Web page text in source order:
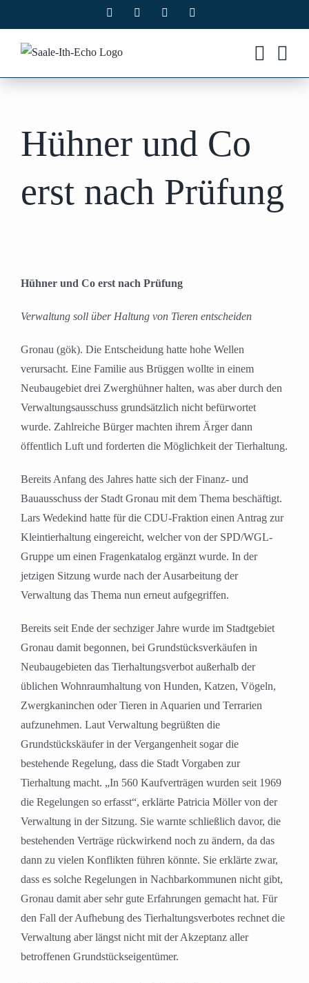
Inhalt
springen
Facebook Instagram
Hühner und Co
erst nach Prüfung
Hühner und Co erst nach Prüfung
Verwaltung soll über Haltung von Tieren entscheiden
Gronau (gök). Die Entscheidung hatte hohe Wellen
verursacht. Eine Familie aus Brüggen wollte in einem
Neubaugebiet drei Zwerghühner halten, was aber durch den
Verwaltungsausschuss grundsätzlich nicht befürwortet
wurde. Zahlreiche Bürger machten ihrem Ärger dann
öffentlich Luft und forderten die Möglichkeit der Tierhaltung.
Bereits Anfang des Jahres hatte sich der Finanz- und
Bauausschuss der Stadt Gronau mit dem Thema beschäftigt.
Lars Wedekind hatte für die CDU-Fraktion einen Antrag zur
Kleintierhaltung eingereicht, welcher von der SPD/WGL-
Gruppe um einen Fragenkatalog ergänzt wurde. In der
jetzigen Sitzung wurde nach der Ausarbeitung der
Verwaltung das Thema nun erneut aufgegriffen.
Bereits seit Ende der sechziger Jahre wurde im Stadtgebiet
Gronau damit begonnen, bei Grundstücksverkäufen in
Neubaugebieten das Tierhaltungsverbot außerhalb der
üblichen Wohnraumhaltung von Hunden, Katzen, Vögeln,
Zwergkaninchen oder Tieren in Aquarien und Terrarien
aufzunehmen. Laut Verwaltung begrüßten die
Grundstückskäufer in der Vergangenheit sogar die
bestehende Regelung, dass die Stadt Vorgaben zur
Tierhaltung macht. „In 560 Kaufverträgen wurden seit 1969
die Regelungen so erfasst“, erklärte Patricia Möller von der
Verwaltung in der Sitzung. Sie warnte schließlich davor, die
bestehenden Verträge rückwirkend noch zu ändern, da das
dann zu vielen Konflikten führen könnte. Sie erklärte zwar,
dass es solche Regelungen in Nachbarkommunen nicht gibt,
Gronau damit aber sehr gute Erfahrungen gemacht hat. Für
den Fall der Aufhebung des Tierhaltungsverbotes rechnet die
Verwaltung aber längst nicht mit der Akzeptanz aller
betroffenen Grundstückseigentümer.